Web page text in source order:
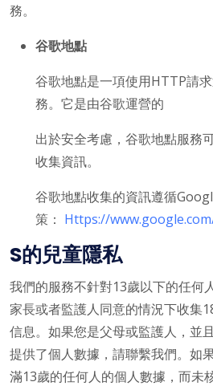
務。
谷歌地點
谷歌地點是一項使用HTTP請
務。它是由谷歌運營的
出於安全考慮，谷歌地點服務
收集資訊。
谷歌地點收集的資訊遵循
策： Https://
S的兒童隱私
我們的服務不針對13歲以下的任何
家長或者監護人同意的情況下收集
信息。如果您是父母或監護人，並
提供了個人數據，請聯繫我們。如
滿13歲的任何人的個人數據，而未